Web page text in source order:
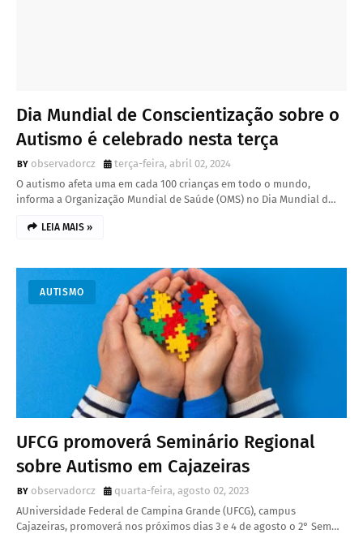
Dia Mundial de Conscientização sobre o
Autismo é celebrado nesta terça
observadorcz
terça-feira, abril 02, 2024
O autismo afeta uma em cada 100 crianças em todo o mundo,
informa a Organização Mundial de Saúde (OMS) no Dia Mundial d…
LEIA MAIS »
AUTISMO
UFCG promoverá Seminário Regional
sobre Autismo em Cajazeiras
observadorcz
quarta-feira, agosto 02, 2023
AUniversidade Federal de Campina Grande (UFCG), campus
Cajazeiras, promoverá nos próximos dias 3 e 4 de agosto o 2° Sem…